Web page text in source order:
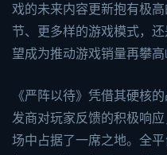
戏的未来内容更新抱有极
节、更多样的游戏模式，
望成为推动游戏销量再攀高
《严阵以待》凭借其硬核
发商对玩家反馈的积极响
场中占据了一席之地。全